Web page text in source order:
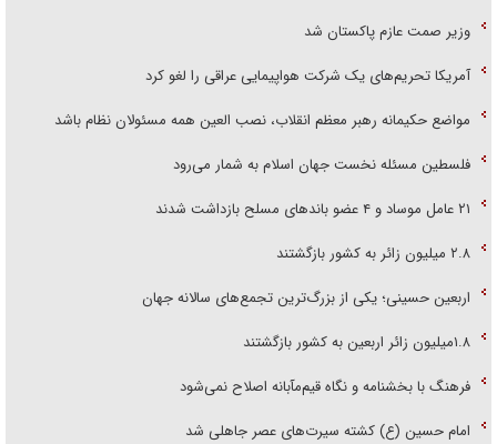
وزیر صمت عازم پاکستان شد
آمریکا تحریم‌های یک شرکت هواپیمایی عراقی را لغو کرد
مواضع حکیمانه رهبر معظم انقلاب، نصب العین همه مسئولان نظام باشد
فلسطین مسئله نخست جهان اسلام به شمار می‌رود
۲۱ عامل موساد و ۴ عضو باند‌های مسلح بازداشت شدند
۲.۸ میلیون زائر به کشور بازگشتند
اربعین حسینی؛ یکی از بزرگ‌ترین تجمع‌های سالانه جهان
۱.۸میلیون زائر اربعین به کشور بازگشتند
فرهنگ با بخشنامه و نگاه قیم‌مآبانه اصلاح نمی‌شود
امام حسین (ع) کشته سیرت‌های عصر جاهلی شد